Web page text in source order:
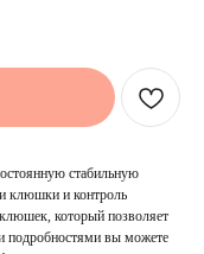
стабильную
клюшки и контроль
который позволяет
подробностями вы можете